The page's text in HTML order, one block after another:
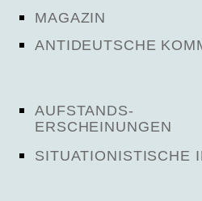
MAGAZIN
ANTIDEUTSCHE
AUFSTANDS-
ERSCHEINUNGEN
SITUATIONISTISCHE